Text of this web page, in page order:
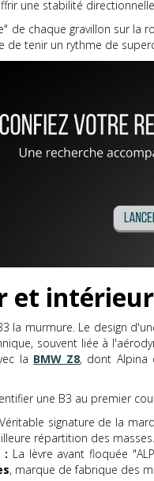
une stabilité
de chaque gravillon sur la
de tenir un rythme de
et
la murmure. Le design
souvent liée à
la BMW Z8, dont Alpina
une B3 au premier
Véritable signature de la
répartition des masses.
: La lèvre avant floquée
, marque de fabrique des